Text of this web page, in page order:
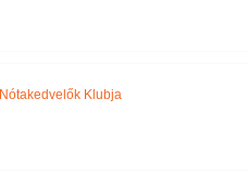
Nótakedvelők Klubja